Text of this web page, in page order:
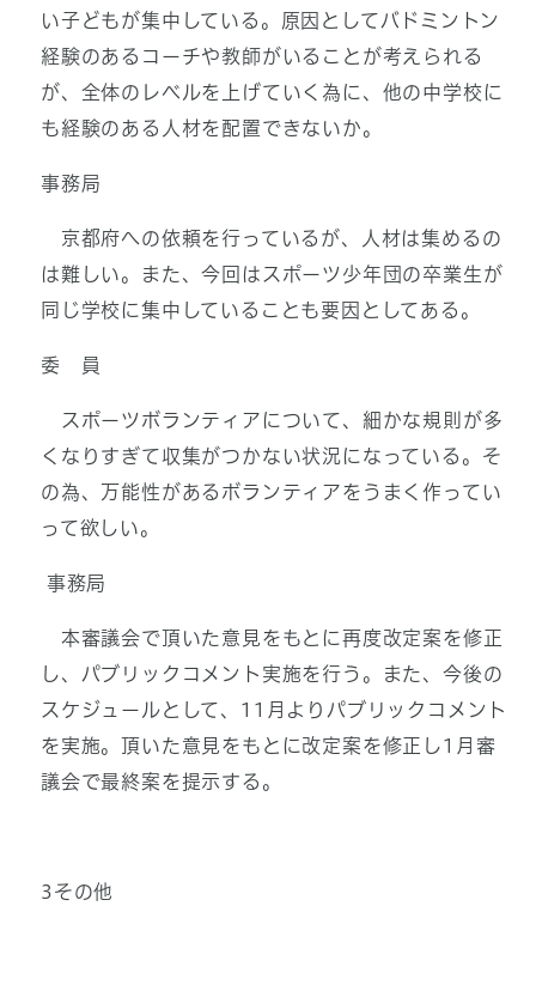
い子どもが集中している。原因としてバドミントン
経験のあるコーチや教師がいることが考えられる
が、全体のレベルを上げていく為に、他の中学校に
も経験のある人材を配置できないか。
事務局
京都府への依頼を行っているが、人材は集めるの
は難しい。また、今回はスポーツ少年団の卒業生が
同じ学校に集中していることも要因としてある。
委 員
スポーツボランティアについて、細かな規則が多
くなりすぎて収集がつかない状況になっている。そ
の為、万能性があるボランティアをうまく作ってい
って欲しい。
事務局
本審議会で頂いた意見をもとに再度改定案を修正
し、パブリックコメント実施を行う。また、今後の
スケジュールとして、11月よりパブリックコメント
を実施。頂いた意見をもとに改定案を修正し1月審
議会で最終案を提示する。
3その他